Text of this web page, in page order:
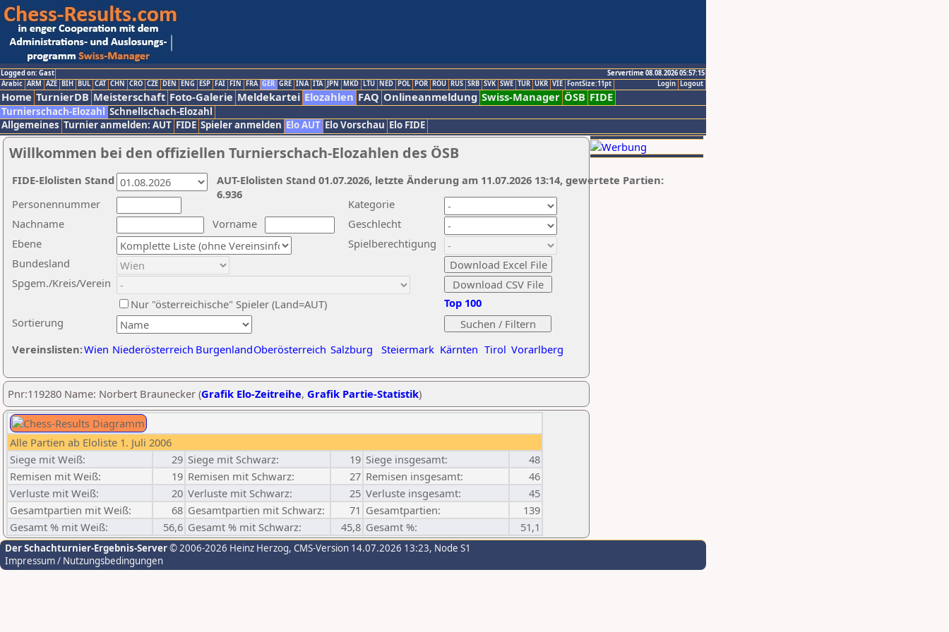
Logged on: Gast
Servertime 08.08.2026 05:57:15
Logout
Login
Arabic ARM AZE BIH BUL CAT CHN CRO CZE DEN ENG ESP FAI FIN FRA GER GRE INA ITA JPN MKD LTU NED POL POR ROU RUS SRB SVK SWE TUR UKR VIE FontSize:11pt
Home TurnierDB Meisterschaft Foto-Galerie Meldekartei Elozahlen FAQ Onlineanmeldung Swiss-Manager ÖSB FIDE
Turnierschach-Elozahl Schnellschach-Elozahl
Allgemeines Turnier anmelden: AUT FIDE Spieler anmelden Elo AUT Elo Vorschau Elo FIDE
Willkommen bei den offiziellen Turnierschach-Elozahlen des ÖSB
Nachname
Vorname
Ebene
Kategorie
Sortierung
Personennummer
Bundesland
Spgem./Kreis/Verein
Geschlecht
Nur "österreichische" Spieler (Land=AUT)
Spielberechtigung
Vereinslisten:Wien Niederösterreich BurgenlandOberösterreich Salzburg Steiermark Kärnten Tirol Vorarlberg
Top 100
AUT-Elolisten Stand 01.07.2026, letzte Änderung am 11.07.2026 13:14, gewertete Partien:
6.936
FIDE-Elolisten Stand
Pnr:119280 Name: Norbert Braunecker (Grafik Elo-Zeitreihe, Grafik Partie-Statistik)
Alle Partien ab Eloliste 1. Juli 2006
Siege mit Weiß:
29 Siege mit Schwarz: 19 Siege insgesamt:
48
Remisen mit Weiß:
19 Remisen mit Schwarz: 27 Remisen insgesamt:
46
Verluste mit Weiß:
20 Verluste mit Schwarz: 25 Verluste insgesamt:
45
Gesamtpartien mit Weiß:
68 Gesamtpartien mit Schwarz: 71 Gesamtpartien:
139
Gesamt % mit Weiß:
56,6 Gesamt % mit Schwarz: 45,8 Gesamt %: 51,1
Der Schachturnier-Ergebnis-Server© 2006-2026 Heinz Herzog, CMS-Version 14.07.2026 13:23, Node S1
Impressum / Nutzungsbedingungen